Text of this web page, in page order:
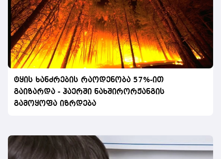
ტყის ხანძრების რაოდენობა 57%-ით
გაიზარდა - ჰაერში ნახშირორჟანგის
გამოყოფა იზრდება